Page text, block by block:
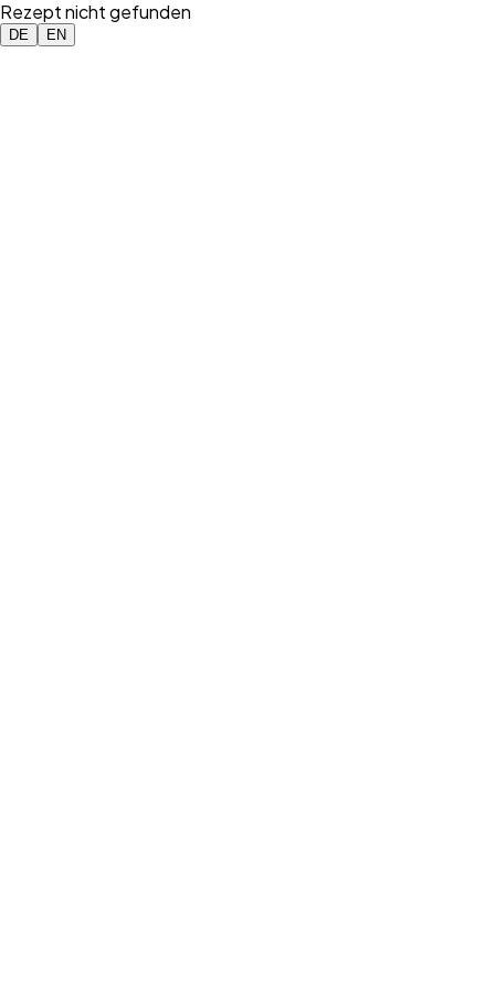
Rezept nicht gefunden
DE EN